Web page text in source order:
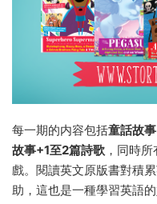
每一期的内容包括童話故
故事+1至2篇詩歌 ，同時
戲。閱讀英文原版書對積
助，這也是一種學習英語的